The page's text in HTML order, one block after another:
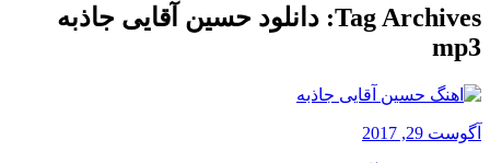
Tag Archives: دانلود حسین آقایی جاذبه
mp3
آگوست 29, 2017